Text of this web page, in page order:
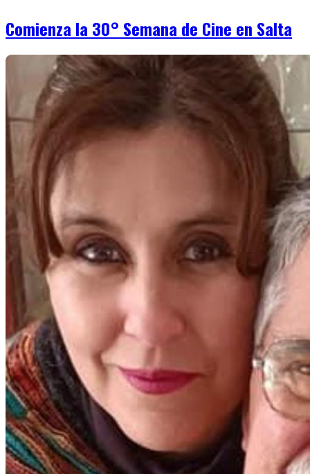
Comienza la 30° Semana de Cine en Salta